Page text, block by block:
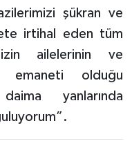
şükran ve
irtihal eden tüm
ailelerinin ve
emaneti olduğu
yanlarında